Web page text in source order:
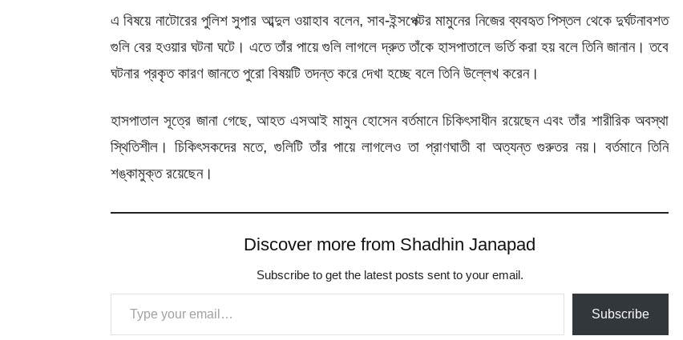
এ বিষয়ে নাটোরের পুলিশ সুপার আব্দুল ওয়াহাব বলেন, সাব-ইন্সপেক্টর মামুনের নিজের ব্যবহৃত পিস্তল থেকে দুর্ঘটনাবশত
গুলি বের হওয়ার ঘটনা ঘটে। এতে তাঁর পায়ে গুলি লাগলে দ্রুত তাঁকে হাসপাতালে ভর্তি করা হয় বলে তিনি জানান। তবে
ঘটনার প্রকৃত কারণ জানতে পুরো বিষয়টি তদন্ত করে দেখা হচ্ছে বলে তিনি উল্লেখ করেন।
হাসপাতাল সূত্রে জানা গেছে, আহত এসআই মামুন হোসেন বর্তমানে চিকিৎসাধীন রয়েছেন এবং তাঁর শারীরিক অবস্থা
স্থিতিশীল। চিকিৎসকদের মতে, গুলিটি তাঁর পায়ে লাগলেও তা প্রাণঘাতী বা অত্যন্ত গুরুতর নয়। বর্তমানে তিনি
শঙ্কামুক্ত রয়েছেন।
Discover more from Shadhin Janapad
Subscribe to get the latest posts sent to your email.
Type your email…
Subscribe